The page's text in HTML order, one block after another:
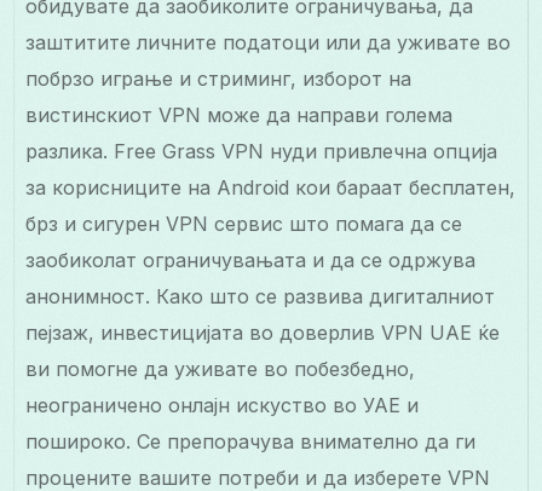
обидувате да заобиколите ограничувања, да
заштитите личните податоци или да уживате во
побрзо играње и стриминг, изборот на
вистинскиот VPN може да направи голема
разлика. Free Grass VPN нуди привлечна опција
за корисниците на Android кои бараат бесплатен,
брз и сигурен VPN сервис што помага да се
заобиколат ограничувањата и да се одржува
анонимност. Како што се развива дигиталниот
пејзаж, инвестицијата во доверлив VPN UAE ќе
ви помогне да уживате во побезбедно,
неограничено онлајн искуство во УАЕ и
пошироко. Се препорачува внимателно да ги
процените вашите потреби и да изберете VPN